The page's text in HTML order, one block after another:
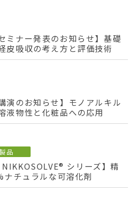
ミナー発表のお知らせ】基礎
皮吸収の考え方と評価技術
演のお知らせ】モノアルキル
液物性と化粧品への応用
品
シリーズ】精
チュラルな可溶化剤